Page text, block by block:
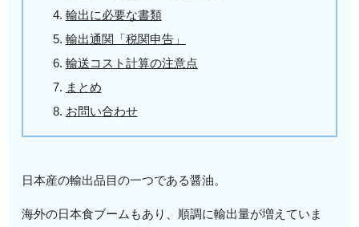
輸出に必要な書類
輸出通関「税関申告」
輸送コスト計算の注意点
まとめ
お問い合わせ
日本産の輸出品目の一つである醤油。
海外の日本食ブームもあり、順調に輸出量が増えていま